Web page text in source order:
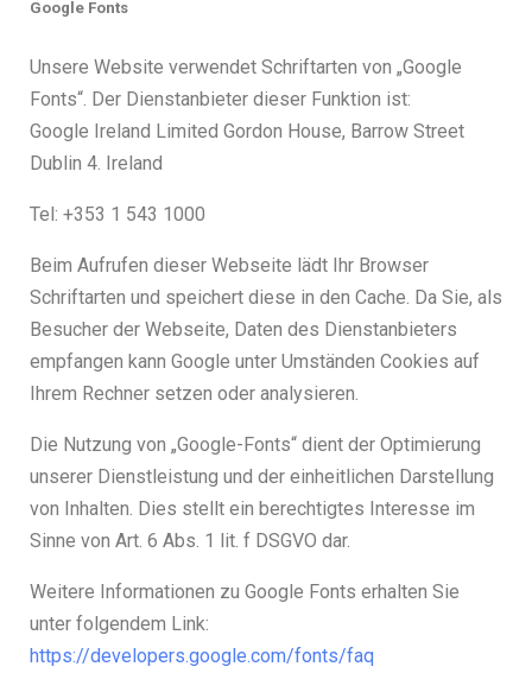
Google Fonts
Unsere Website verwendet Schriftarten von „Google
Fonts“. Der Dienstanbieter dieser Funktion ist:
Google Ireland Limited Gordon House, Barrow Street
Dublin 4. Ireland
Tel: +353 1 543 1000
Beim Aufrufen dieser Webseite lädt Ihr Browser
Schriftarten und speichert diese in den Cache. Da Sie, als
Besucher der Webseite, Daten des Dienstanbieters
empfangen kann Google unter Umständen Cookies auf
Ihrem Rechner setzen oder analysieren.
Die Nutzung von „Google-Fonts“ dient der Optimierung
unserer Dienstleistung und der einheitlichen Darstellung
von Inhalten. Dies stellt ein berechtigtes Interesse im
Sinne von Art. 6 Abs. 1 lit. f DSGVO dar.
Weitere Informationen zu Google Fonts erhalten Sie
unter folgendem Link:
https://developers.google.com/fonts/faq